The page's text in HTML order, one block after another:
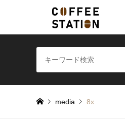
media 8x